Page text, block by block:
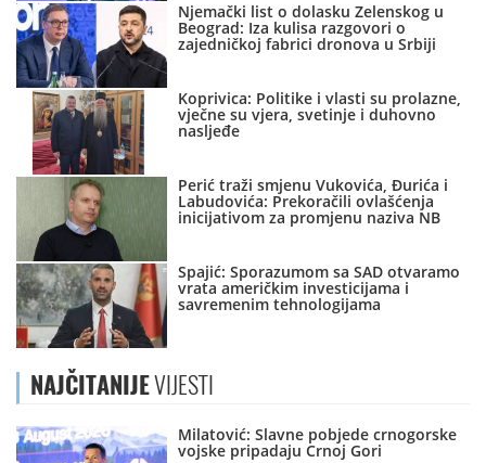
Njemački list o dolasku Zelenskog u
Beograd: Iza kulisa razgovori o
zajedničkoj fabrici dronova u Srbiji
Koprivica: Politike i vlasti su prolazne,
vječne su vjera, svetinje i duhovno
nasljeđe
Perić traži smjenu Vukovića, Đurića i
Labudovića: Prekoračili ovlašćenja
inicijativom za promjenu naziva NB
Spajić: Sporazumom sa SAD otvaramo
vrata američkim investicijama i
savremenim tehnologijama
NAJČITANIJEVIJESTI
Milatović: Slavne pobjede crnogorske
vojske pripadaju Crnoj Gori